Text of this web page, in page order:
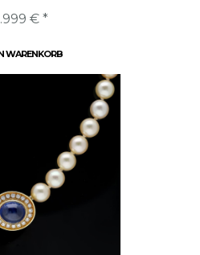
€ *
WARENKORB